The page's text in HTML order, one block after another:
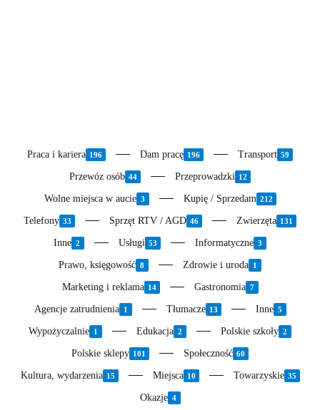
Praca i kariera 196 Dam pracę 196 Transport 59
Przewóz osób 44 Przeprowadzki 12
Wolne miejsca w aucie 3 Kupię / Sprzedam 212
Telefony 33 Sprzęt RTV / AGD 46 Zwierzęta 131
Inne 2 Usługi 53 Informatyczne 3
Prawo, księgowość 8 Zdrowie i uroda 1
Marketing i reklama 14 Gastronomia 7
Agencje zatrudnienia 1 Tłumacze 13 Inne 5
Wypożyczalnie 1 Edukacja 2 Polskie szkoły 2
Polskie sklepy 101 Społeczność 60
Kultura, wydarzenia 15 Miejsca 10 Towarzyskie 35
Okazje 4